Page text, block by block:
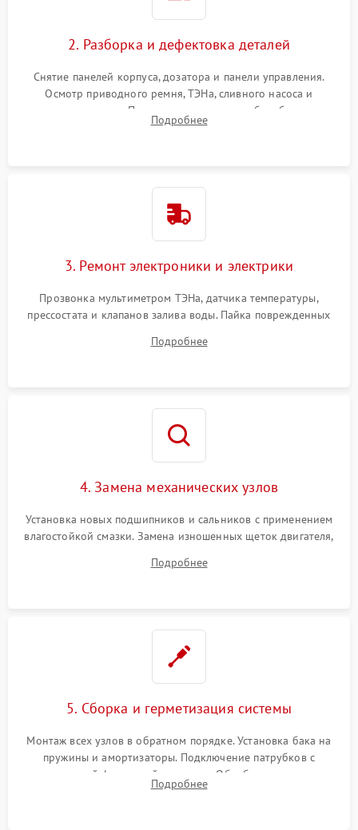
2. Разборка и дефектовка деталей
Снятие панелей корпуса, дозатора и панели управления.
Осмотр приводного ремня, ТЭНа, сливного насоса и
амортизаторов. Проверка подшипников барабана и
крестовины на износ, а манжеты люка на разрывы.
Подробнее
3. Ремонт электроники и электрики
Прозвонка мультиметром ТЭНа, датчика температуры,
прессостата и клапанов залива воды. Пайка поврежденных
Восстановление целостности проводки и контактов.
Подробнее
4. Замена механических узлов
Установка новых подшипников и сальников с применением
влагостойкой смазки. Замена изношенных щеток двигателя,
или поврежденной резиновой манжеты.
Подробнее
5. Сборка и герметизация системы
Монтаж всех узлов в обратном порядке. Установка бака на
пружины и амортизаторы. Подключение патрубков с
надежной фиксацией хомутами. Обработка стыков
герметиком для предотвращения возможных протечек воды.
Подробнее